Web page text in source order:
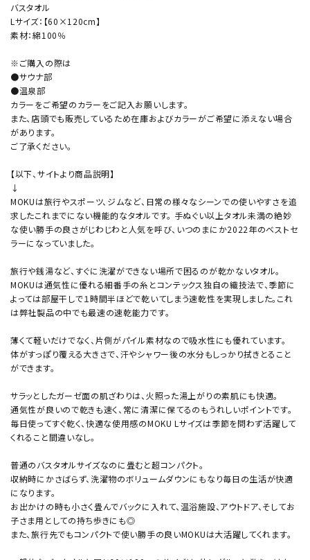
バスタオル
Lサイズ：【60×120cm】
素材：綿100％
※ご購入の際は
●サウナ部
●温泉部
カラーをご希望のカラーをご記入お願いします。
また、店頭でも販売しているため在庫およびカラーがご希望に添えない場合
があります。
ご了承ください。
【以下、サイトより商品説明】
↓
MOKUは旅行やスポーツ、ジムなど、日常の様々なシーンでの使いやすさを追
求したこれまでにない機能的なタオルです。 手ぬぐい以上タオル未満の絶妙
な使い勝手の良さがじわじわと人気を呼び、いつのまにか2022年のベストセ
ラーになっていました。
旅行や銭湯など、すぐに洗濯ができない場所で困るのが乾かないタオル。
MOKUは通気性に優れる細番手の糸とコンテックス独自の織技法で、季節に
よっては部屋干しで１時間半ほどで乾いてしまう速乾性を実現しました。これ
は弊社製品の中でも最速の速乾能力です。
薄くて軽いだけでなく、片側がパイル素材なので吸水性にも優れています。
体がすっぽり覆える大きさで、汗やシャワー後の水分もしっかり拭きとること
ができます。
サラッとしたガーゼ面の肌ざわりは、火照った湯上がりの素肌にも快適。
通気性が良いので乾きも速く、常に清潔に保てるのもうれしいポイントです。
毎日使ってすぐ乾く、快適な使用感のMOKU Lサイズは季節を問わず活躍して
くれること間違いなし。
普通のバスタオルサイズなのに畳むと超コンパクト。
収納時にかさばらず、洗濯物のボリュームダウンにもなり毎日の生活が快適
になります。
お出かけの時も小さく畳んでバックに入れて、温浴施設、アウトドア、そしてお
子さま用としての持ち歩きにも◎
また、旅行先でもコンパクトで使い勝手の良いMOKUは大活躍してくれます。